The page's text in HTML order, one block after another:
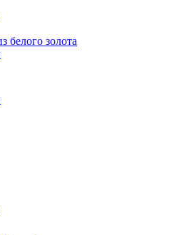
белого золота